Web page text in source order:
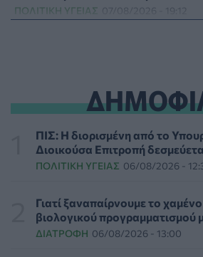
ΠΟΛΙΤΙΚΉ ΥΓΕΊΑΣ 07/08/2026 - 19:12
Τι μπορεί να μας διδάξει η νέα
για την απώλεια και το πένθος
ΨΥΧΙΚΉ ΥΓΕΊΑ 07/08/2026 - 18:11
την ενίσχυση της βιοασφάλειας
ΕΠΙΚΑΙΡΌΤΗΤΑ 07/08/2026 - 17:42
ΠΙΣ: Η διορισμένη από το
Διοικούσα Επιτροπή
ΠΟΛΙΤΙΚΉ ΥΓΕΊΑΣ 06/08/2026 -
Γιατί ξαναπαίρνουμε το
βιολογικού προγραμματισμού
ΔΙΑΤΡΟΦΉ 06/08/2026 - 13:00